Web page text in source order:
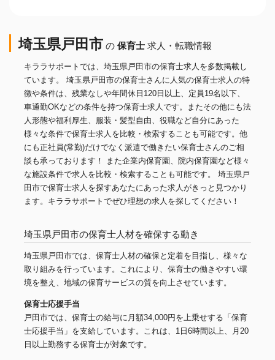
埼玉県戸田市 の 保育士 求人・転職情報
キララサポートでは、埼玉県戸田市の保育士求人を多数掲載し
ています。 埼玉県戸田市の保育士さんに人気の保育士求人の特
徴や条件は、残業なしや年間休日120日以上、定員19名以下、
車通勤OKなどの条件を持つ保育士求人です。またその他にも法
人形態や福利厚生、服装・髪型自由、役職など自分にあった
様々な条件で保育士求人を比較・検索することも可能です。他
にも正社員(常勤)だけでなく派遣で働きたい保育士さんのご相
談も承っております！ また企業内保育園、院内保育園など様々
な施設条件で求人を比較・検索することも可能です。 埼玉県戸
田市で保育士求人を探すあなたにあった求人がきっと見つかり
ます。キララサポートでぜひ理想の求人を探してください！
埼玉県戸田市の保育士人材を確保する動き
埼玉県戸田市では、保育士人材の確保と定着を目指し、様々な
取り組みを行っています。これにより、保育士の働きやすい環
境を整え、地域の保育サービスの質を向上させています。
保育士応援手当
戸田市では、保育士の給与に月額34,000円を上乗せする「保育
士応援手当」を支給しています。これは、1日6時間以上、月20
日以上勤務する保育士が対象です。